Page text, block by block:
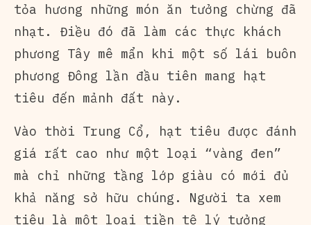
tỏa hương những món ăn tưởng chừng đã
nhạt. Điều đó đã làm các thực khách
phương Tây mê mẩn khi một số lái buôn
phương Đông lần đầu tiên mang hạt
tiêu đến mảnh đất này.
Vào thời Trung Cổ, hạt tiêu được đánh
giá rất cao như một loại “vàng đen”
mà chỉ những tầng lớp giàu có mới đủ
khả năng sở hữu chúng. Người ta xem
tiêu là một loại tiền tệ lý tưởng